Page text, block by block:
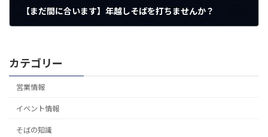
【まだ間に合います】年越しそばを打ちませんか？
カテゴリー
営業情報
イベント情報
そばの知識